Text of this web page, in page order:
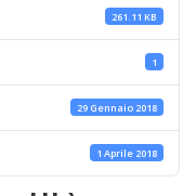
261.11 KB
1
29 Gennaio 2018
1 Aprile 2018